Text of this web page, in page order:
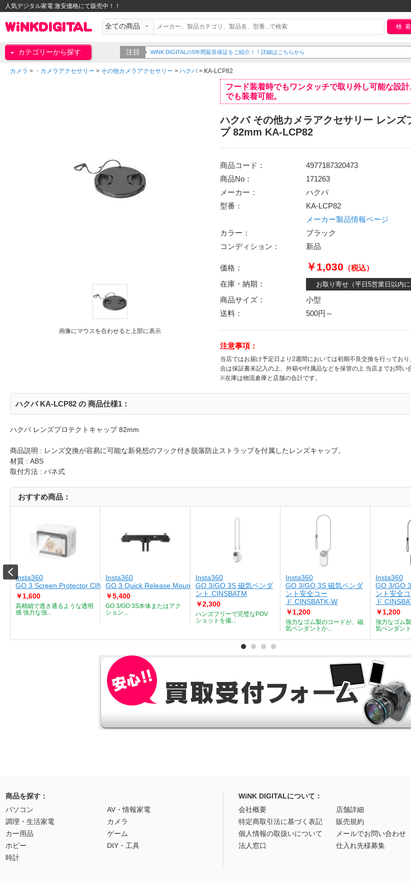
人気デジタル家電 激安価格にて販売中！！
検索
カテゴリーから探す 注目 WiNK DIGITALの5年間延長保証をご紹介！！詳細はこちらから
カメラ > ・カメラアクセサリー > その他カメラアクセサリー > ハクバ> KA-LCP82
画像にマウスを合わせると上部に表示
フード装着時でもワンタッチで取り外し可能な設
でも装着可能。
ハクバ その他カメラアクセサリー レンズ
プ 82mm KA-LCP82
商品コード：
4977187320473
商品No：
171263
メーカー：
ハクバ
型番：
KA-LCP82
メーカー製品情報ページ
カラー：
ブラック
コンディション：
新品
価格： ￥1,030 （税込）
在庫・納期：
お取り寄せ（平日5営業日以内に
商品サイズ：
小型
送料：
500円～
注意事項：
当店ではお届け予定日より2週間においては初期不良交換を行ってお
合は保証書未記入の上、外箱や付属品などを保管の上 当店までお問い
※在庫は物流倉庫と店舗の合計です。
ハクバ KA-LCP82 の 商品仕様1：
ハクバ レンズプロテクトキャップ 82mm
商品説明 : レンズ交換が容易に可能な新発想のフック付き脱落防止ストラップを付属したレンズキャップ。
材質 : ABS
取付方法 : バネ式
おすすめ商品：
Insta360
GO 3 Screen Protector CINSBBKL
￥1,600
高精細で透き通るような透明
感 強力な強...
Insta360
GO 3 Quick Release Mount CINSBBKF
￥5,400
GO 3/GO 3S本体またはアク
ション...
Insta360
GO 3/GO 3S 磁気ペンダ
ント CINSBATM
￥2,300
ハンズフリーで完璧なPOV
ショットを撮...
Insta360
GO 3/GO 3S 磁気ペンダ
ント安全コー
ド CINSBATK-W
￥1,200
強力なゴム製のコードが、磁
気ペンダントか...
Insta360
GO 3/GO
ント安全
ド
￥1,200
強力なゴム
気ペンダント
商品を探す：
パソコン
AV・情報家電
調理・生活家電
カメラ
カー用品
ゲーム
ホビー
DIY・工具
時計
WiNK DIGITALについて：
会社概要
店舗詳細
特定商取引法に基づく表記
販売規約
個人情報の取扱いについて
メールでお問い合わせ
法人窓口
仕入れ先様募集